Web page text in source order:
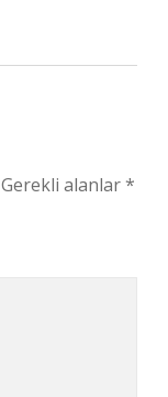
Gerekli alanlar*